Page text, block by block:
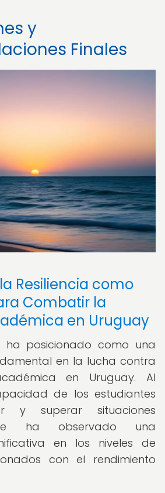
y
Finales
Resiliencia como
Combatir la
en Uruguay
ha posicionado como una
en la lucha contra
en Uruguay. Al
de los estudiantes
y superar situaciones
se ha observado una
en los niveles de
con el rendimiento